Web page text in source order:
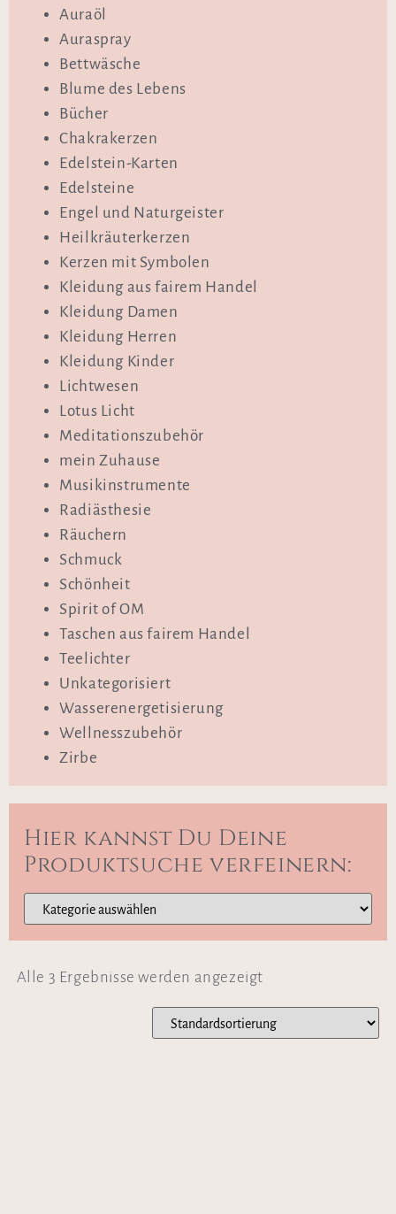
Auraöl
Auraspray
Bettwäsche
Blume des Lebens
Bücher
Chakrakerzen
Edelstein-Karten
Edelsteine
Engel und Naturgeister
Heilkräuterkerzen
Kerzen mit Symbolen
Kleidung aus fairem Handel
Kleidung Damen
Kleidung Herren
Kleidung Kinder
Lichtwesen
Lotus Licht
Meditationszubehör
mein Zuhause
Musikinstrumente
Radiästhesie
Räuchern
Schmuck
Schönheit
Spirit of OM
Taschen aus fairem Handel
Teelichter
Unkategorisiert
Wasserenergetisierung
Wellnesszubehör
Zirbe
Hier kannst Du Deine
Produktsuche verfeinern:
Alle 3 Ergebnisse werden angezeigt